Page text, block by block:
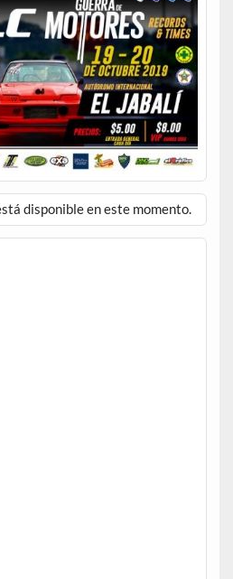
disponible en este momento.